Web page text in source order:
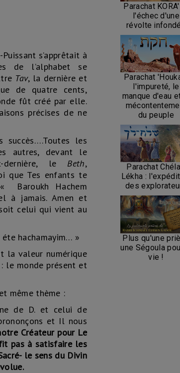
s’apprêtait à
de l’alphabet se
Tav, la dernière et
de quatre cents,
fût créé par elle.
précises de ne
succès….Toutes les
autres, devant le
dernière, le Beth,
que Tes enfants te
Baroukh Hachem
à jamais. Amen et
celui qui vient au
hachamayim… »
la valeur numérique
le monde présent et
même thème :
de D. et celui de
et Il nous
Créateur pour Le
pas à satisfaire les
le sens du Divin
Parachat
l'échec d'une
révolte
Parachat
l'impureté, le
manque d'eau
du peuple
Parachat
Lékha :
des
Plus qu'une
une Ségoula
vie !